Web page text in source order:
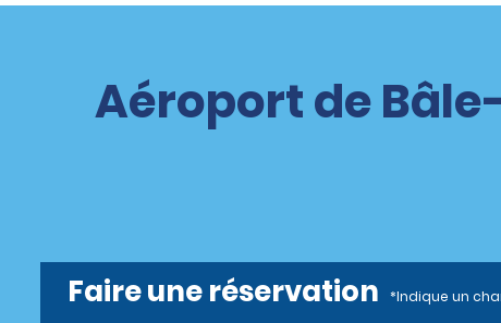
Aéroport de
Faire une réservation *Indique un